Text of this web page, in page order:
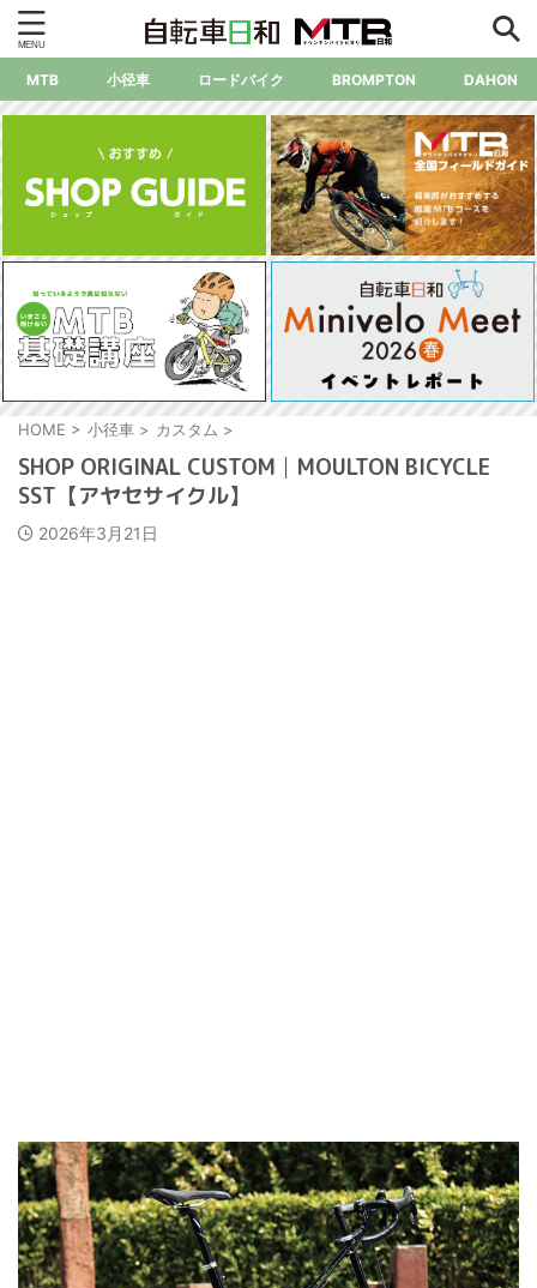
MTB 小径車 ロードバイク BROMPTON DAHON
HOME > 小径車 > カスタム >
SHOP ORIGINAL CUSTOM│MOULTON BICYCLE
SST【アヤセサイクル】
2026年3月21日